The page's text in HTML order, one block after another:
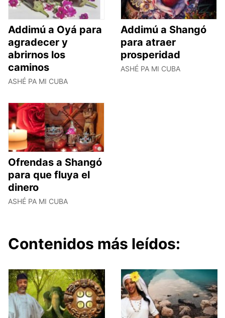
Addimú a Oyá para
agradecer y
abrirnos los
caminos
ASHÉ PA MI CUBA
Addimú a Shangó
para atraer
prosperidad
ASHÉ PA MI CUBA
Ofrendas a Shangó
para que fluya el
dinero
ASHÉ PA MI CUBA
Contenidos más leídos: